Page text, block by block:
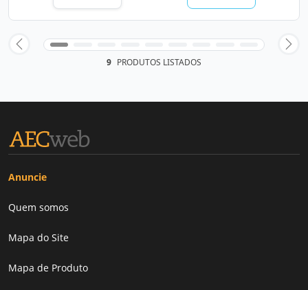
9 PRODUTOS LISTADOS
Anuncie
Quem somos
Mapa do Site
Mapa de Produto